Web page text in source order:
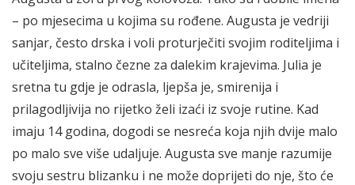
– po mjesecima u kojima su rođene. Augusta je vedriji
sanjar, često drska i voli proturječiti svojim roditeljima i
učiteljima, stalno čezne za dalekim krajevima. Julia je
sretna tu gdje je odrasla, ljepša je, smirenija i
prilagodljivija no rijetko želi izaći iz svoje rutine. Kad
imaju 14 godina, dogodi se nesreća koja njih dvije malo
po malo sve više udaljuje. Augusta sve manje razumije
svoju sestru blizanku i ne može doprijeti do nje, što će